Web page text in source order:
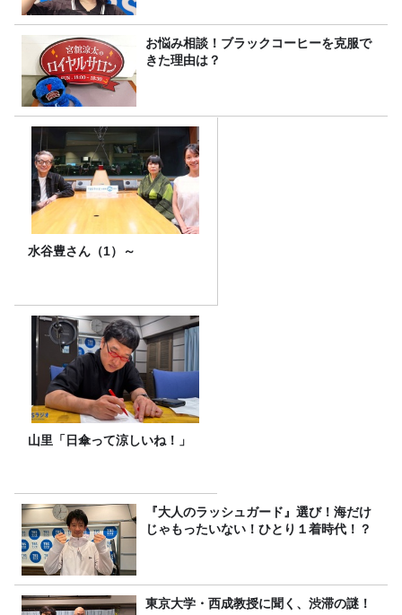
お悩み相談！ブラックコーヒーを克服で
きた理由は？
水谷豊さん（1）～
山里「日傘って涼しいね！」
『大人のラッシュガード』選び！海だけ
じゃもったいない！ひとり１着時代！？
東京大学・西成教授に聞く、渋滞の謎！